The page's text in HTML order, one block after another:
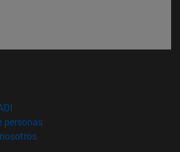
en nueva ventana)
personas(abre en nueva ventana)
(abre en nueva ventana)